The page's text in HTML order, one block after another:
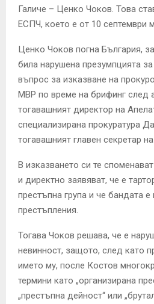
Галиче – Ценко Чоков. Това
ЕСПЧ, което е от 10 септември
Ценко Чоков погна България,
била нарушена презумпцията
въпрос за изказване на
МВР по време на брифинг след
тогавашният директор на
специализирана прокуратура
тогавашният главен секретар
В изказването си те
и директно заявяват, че е
престъпна група и че бандата
престъпления.
Тогава Чоков решава, че е
невинност, защото, след като
името му, после Костов
термини като „организирана
„престъпна дейност“ или